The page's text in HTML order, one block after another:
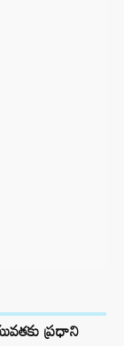
ప్రధాని